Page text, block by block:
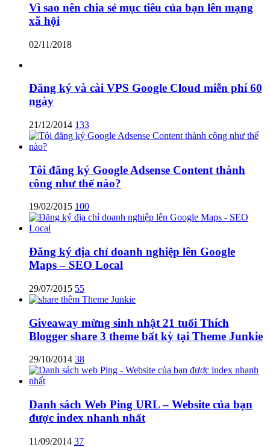
Vì sao nên chia sẻ mục tiêu của bạn lên mạng
xã hội
02/11/2018
Đăng ký và cài VPS Google Cloud miễn phí 60
ngày
21/12/2014 133
Tôi đăng ký Google Adsense Content thành
công như thế nào?
19/02/2015 100
Đăng ký địa chỉ doanh nghiệp lên Google
Maps – SEO Local
29/07/2015 55
Giveaway mừng sinh nhật 21 tuổi Thích
Blogger share 3 theme bất kỳ tại Theme Junkie
29/10/2014 38
Danh sách Web Ping URL – Website của bạn
được index nhanh nhất
11/09/2014 37